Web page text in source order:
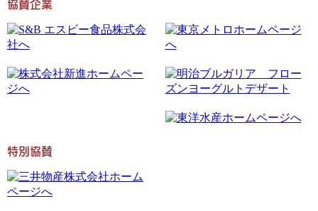
協賛企業
特別協賛